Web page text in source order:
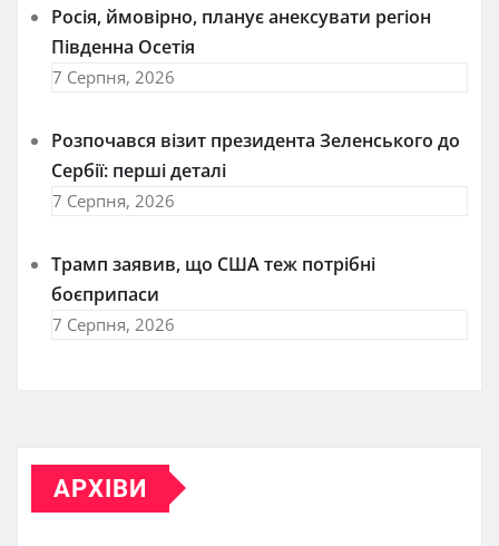
Росія, ймовірно, планує анексувати регіон
Південна Осетія
7 Серпня, 2026
Розпочався візит президента Зеленського до
Сербії: перші деталі
7 Серпня, 2026
Трамп заявив, що США теж потрібні
боєприпаси
7 Серпня, 2026
АРХІВИ